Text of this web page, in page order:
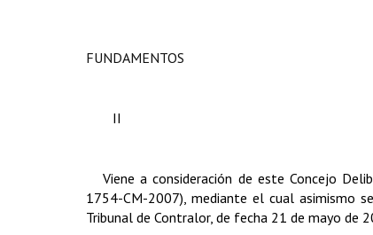
FUNDAMENTOS
II
Viene a consideración de este Concejo
1754-CM-2007), mediante el cual asimismo
Tribunal de Contralor, de fecha 21 de mayo de